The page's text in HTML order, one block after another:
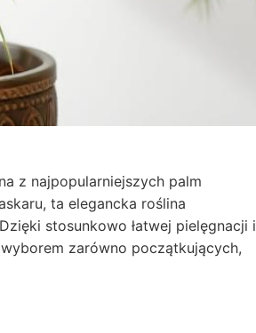
z najpopularniejszych palm
ta elegancka roślina
stosunkowo łatwej pielęgnacji i
zarówno początkujących,